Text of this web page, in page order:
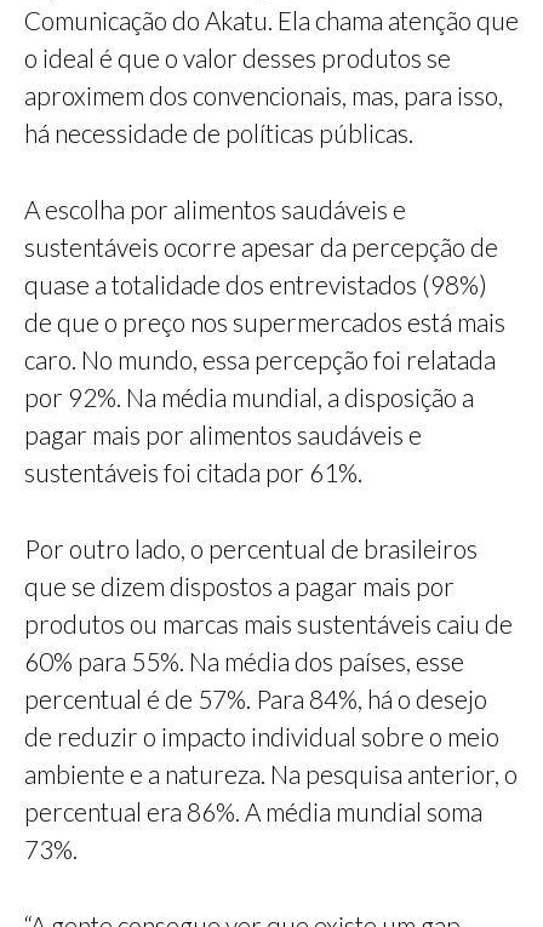
Comunicação do Akatu. Ela chama atenção que
o ideal é que o valor desses produtos se
aproximem dos convencionais, mas, para isso,
há necessidade de políticas públicas.
A escolha por alimentos saudáveis e
sustentáveis ocorre apesar da percepção de
quase a totalidade dos entrevistados (98%)
de que o preço nos supermercados está mais
caro. No mundo, essa percepção foi relatada
por 92%. Na média mundial, a disposição a
pagar mais por alimentos saudáveis e
sustentáveis foi citada por 61%.
Por outro lado, o percentual de brasileiros
que se dizem dispostos a pagar mais por
produtos ou marcas mais sustentáveis caiu de
60% para 55%. Na média dos países, esse
percentual é de 57%. Para 84%, há o desejo
de reduzir o impacto individual sobre o meio
ambiente e a natureza. Na pesquisa anterior, o
percentual era 86%. A média mundial soma
73%.